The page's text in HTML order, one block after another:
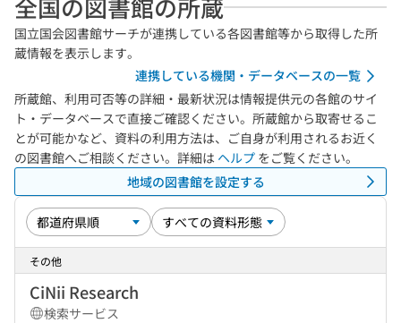
全国の図書館の所蔵
国立国会図書館サーチが連携している各図書館等から取得した所
蔵情報を表示します。
連携している機関・データベースの一覧
所蔵館、利用可否等の詳細・最新状況は情報提供元の各館のサイ
ト・データベースで直接ご確認ください。所蔵館から取寄せるこ
とが可能かなど、資料の利用方法は、ご自身が利用されるお近く
の図書館へご相談ください。詳細は ヘルプ をご覧ください。
地域の図書館を設定する
その他
CiNii Research
検索サービス